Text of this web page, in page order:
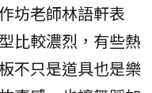
坊老師林語軒表
比較濃烈，有些熱
不只是道具也是樂